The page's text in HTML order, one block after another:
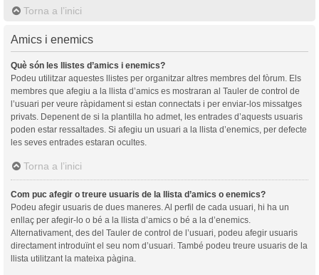
Torna a l’inici
Amics i enemics
Què són les llistes d’amics i enemics?
Podeu utilitzar aquestes llistes per organitzar altres membres del fòrum. Els
membres que afegiu a la llista d’amics es mostraran al Tauler de control de
l’usuari per veure ràpidament si estan connectats i per enviar-los missatges
privats. Depenent de si la plantilla ho admet, les entrades d’aquests usuaris
poden estar ressaltades. Si afegiu un usuari a la llista d’enemics, per defecte
les seves entrades estaran ocultes.
Torna a l’inici
Com puc afegir o treure usuaris de la llista d’amics o enemics?
Podeu afegir usuaris de dues maneres. Al perfil de cada usuari, hi ha un
enllaç per afegir-lo o bé a la llista d’amics o bé a la d’enemics.
Alternativament, des del Tauler de control de l’usuari, podeu afegir usuaris
directament introduïnt el seu nom d’usuari. També podeu treure usuaris de la
llista utilitzant la mateixa pàgina.